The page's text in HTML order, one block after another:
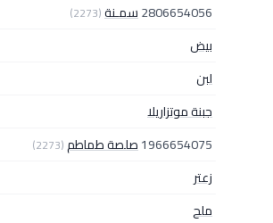
2806654056سمـنة(2273)
بيض
لبن
جبنة موتزاريلا
1966654075صلصة طماطم(2273)
زعتر
ملح